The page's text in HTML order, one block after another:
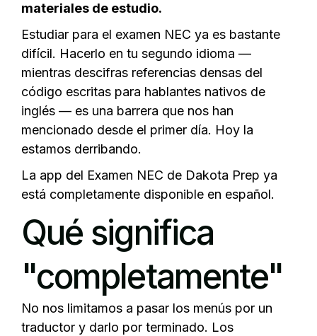
materiales de estudio.
Estudiar para el examen NEC ya es bastante
difícil. Hacerlo en tu segundo idioma —
mientras descifras referencias densas del
código escritas para hablantes nativos de
inglés — es una barrera que nos han
mencionado desde el primer día. Hoy la
estamos derribando.
La app del Examen NEC de Dakota Prep ya
está completamente disponible en español.
Qué significa
"completamente"
No nos limitamos a pasar los menús por un
traductor y darlo por terminado. Los